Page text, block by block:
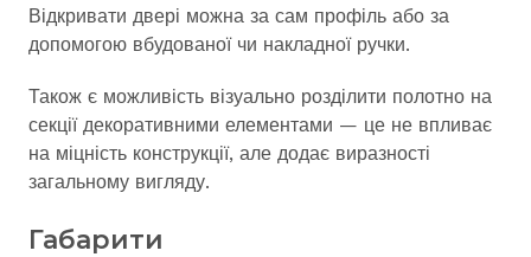
Відкривати двері можна за сам профіль або за
допомогою вбудованої чи накладної ручки.
Також є можливість візуально розділити полотно на
секції декоративними елементами — це не впливає
на міцність конструкції, але додає виразності
загальному вигляду.
Габарити